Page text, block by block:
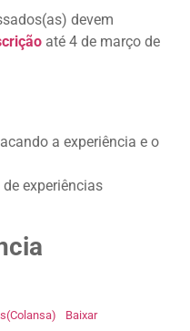
devem
até 4 de março de
a experiência e o
experiências
Baixar